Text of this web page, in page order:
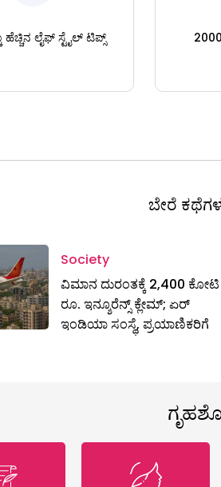
ಹೆಚ್ಚಿನ ಲೈಫ್ ಸ್ಟೈಲ್ ಟಿಪ್ಸ್
ಬೇರೆ
Society
ವಿಮಾನ ದುರಂತಕ್ಕೆ 2,400 ಕೋಟಿ
ರೂ. ಇನ್ಶೂರೆನ್ಸ್ ಕ್ಲೇಮ್‌; ಏರ್​
ಇಂಡಿಯಾ ಸಂಸ್ಥೆ, ಪ್ರಯಾಣಿಕರಿಗೆ